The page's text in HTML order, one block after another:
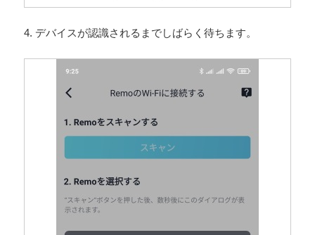
4. デバイスが認識されるまでしばらく待ちます。